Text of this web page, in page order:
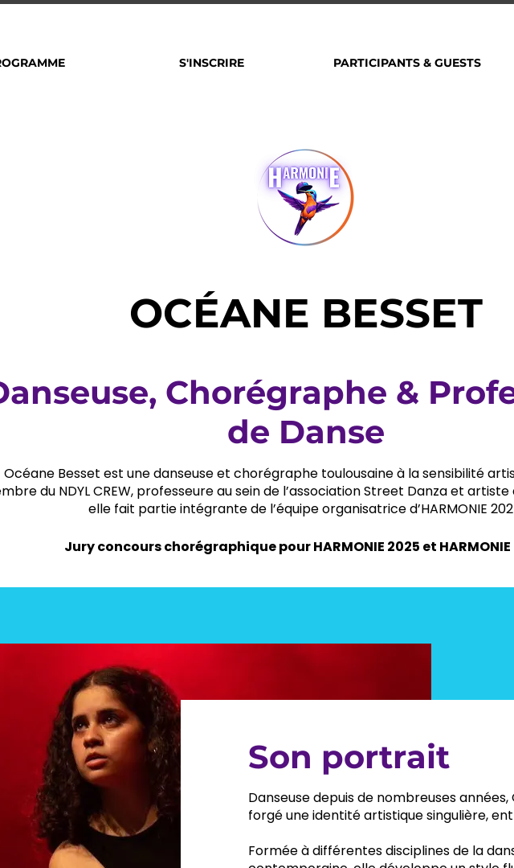
S'INSCRIRE PARTICIPANTS & GUESTS
OCÉANE BESSET
Chorégraphe &
de Danse
Océane Besset est une danseuse et chorégraphe toulousaine à la sensibilité
du NDYL CREW, professeure au sein de l’association Street Danza et artiste
elle fait partie intégrante de l’équipe organisatrice d’HARMONIE
​Jury concours chorégraphique pour HARMONIE 2025 et HARMONIE
Son portrait
Danseuse depuis de nombreuses années,
forgé une identité artistique singulière,
Formée à différentes disciplines de la